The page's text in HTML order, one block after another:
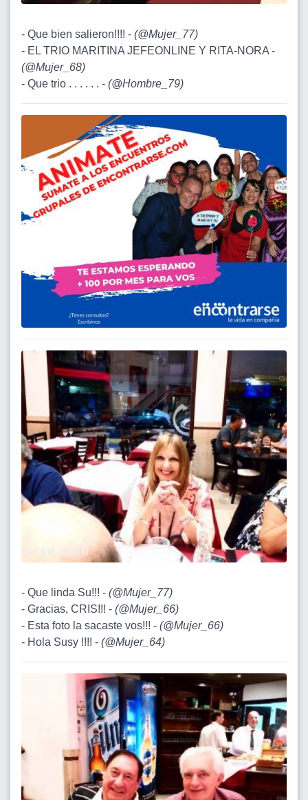
- Que bien salieron!!!! - (@Mujer_77)
- EL TRIO MARITINA JEFEONLINE Y RITA-NORA -
(@Mujer_68)
- Que trio . . . . . . - (@Hombre_79)
- Que linda Su!!! - (@Mujer_77)
- Gracias, CRIS!!! - (@Mujer_66)
- Esta foto la sacaste vos!!! - (@Mujer_66)
- Hola Susy !!!! - (@Mujer_64)